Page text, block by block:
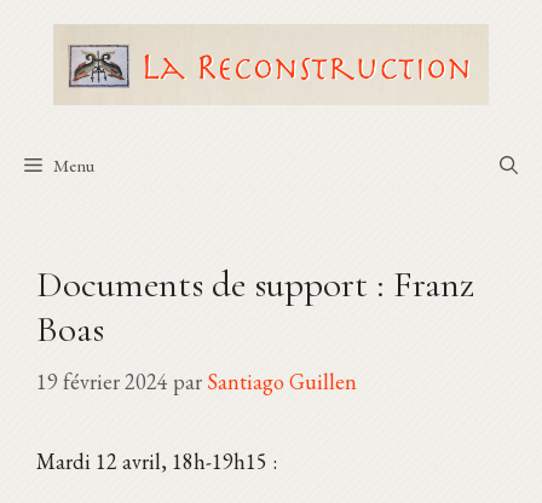
contenu
Menu
Documents de support : Franz
Boas
19 février 2024 par Santiago Guillen
Mardi 12 avril, 18h-19h15 :